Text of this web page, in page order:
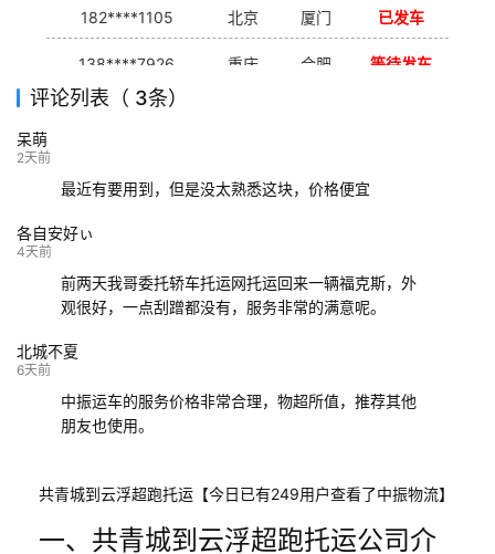
182****1105 北京 厦门 已发车
138****7926 重庆 合肥 等待发车
139****9233
评论列表（ 3条）
呆萌
2天前
最近有要用到，但是没太熟悉这块，价格便宜
各自安好ぃ
4天前
前两天我哥委托轿车托运网托运回来一辆福克斯，外
观很好，一点刮蹭都没有，服务非常的满意呢。
北城不夏
6天前
中振运车的服务价格非常合理，物超所值，推荐其他
朋友也使用。
共青城到云浮超跑托运【今日已有249用户查看了中振物流】
一、共青城到云浮超跑托运公司介